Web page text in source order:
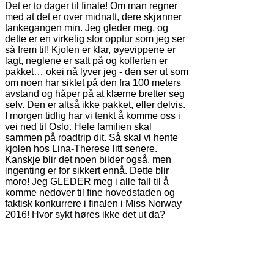
Det er to dager til finale! Om man regner
med at det er over midnatt, dere skjønner
tankegangen min. Jeg gleder meg, og
dette er en virkelig stor opptur som jeg ser
så frem til! Kjolen er klar, øyevippene er
lagt, neglene er satt på og kofferten er
pakket… okei nå lyver jeg - den ser ut som
om noen har siktet på den fra 100 meters
avstand og håper på at klærne bretter seg
selv. Den er altså ikke pakket, eller delvis.
I morgen tidlig har vi tenkt å komme oss i
vei ned til Oslo. Hele familien skal
sammen på roadtrip dit. Så skal vi hente
kjolen hos Lina-Therese litt senere.
Kanskje blir det noen bilder også, men
ingenting er for sikkert ennå. Dette blir
moro! Jeg GLEDER meg i alle fall til å
komme nedover til fine hovedstaden og
faktisk konkurrere i finalen i Miss Norway
2016! Hvor sykt høres ikke det ut da?